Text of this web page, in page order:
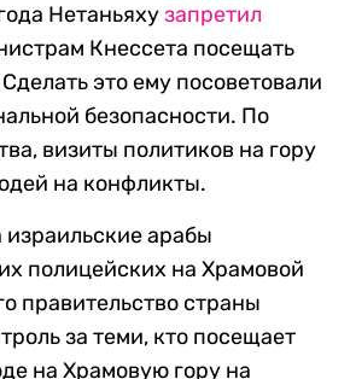
Нетаньяхузапретил
Кнессета посещать
это ему посоветовали
безопасности. По
визиты политиков на гору
на конфликты.
израильские арабы
полицейских на Храмовой
правительство страны
за теми, кто посещает
на Храмовую гору на